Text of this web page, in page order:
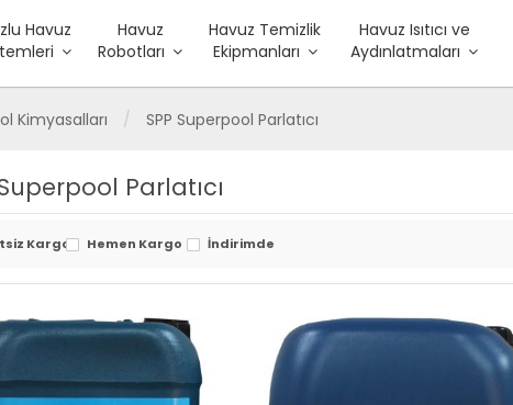
Havuz
Havuz
Robotları
Havuz Temizlik
Ekipmanları
Havuz Isıtıcı ve
Aydınlatmaları
Kimyasalları SPP Superpool Parlatıcı
Parlatıcı
Kargo Hemen Kargo İndirimde